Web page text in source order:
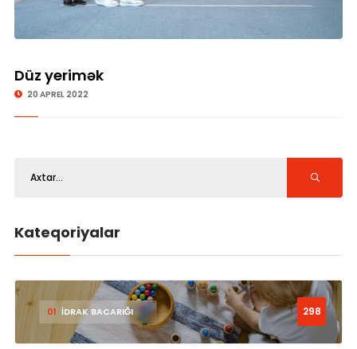
Düz yerimək
20 APREL 2022
Kateqoriyalar
01 İDRAK BACARIĞI 298